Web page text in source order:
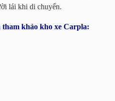
lái khi di chuyển.
khảo kho xe Carpla: